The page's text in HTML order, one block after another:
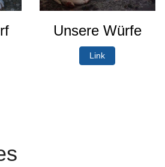
Unsere Würfe
Link